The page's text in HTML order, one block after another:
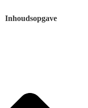
Inhoudsopgave